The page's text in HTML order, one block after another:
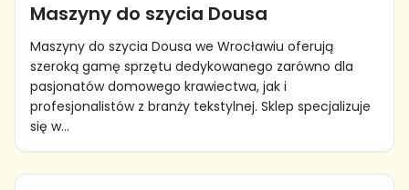
Maszyny do szycia Dousa
Maszyny do szycia Dousa we Wrocławiu oferują
szeroką gamę sprzętu dedykowanego zarówno dla
pasjonatów domowego krawiectwa, jak i
profesjonalistów z branży tekstylnej. Sklep specjalizuje
się w...